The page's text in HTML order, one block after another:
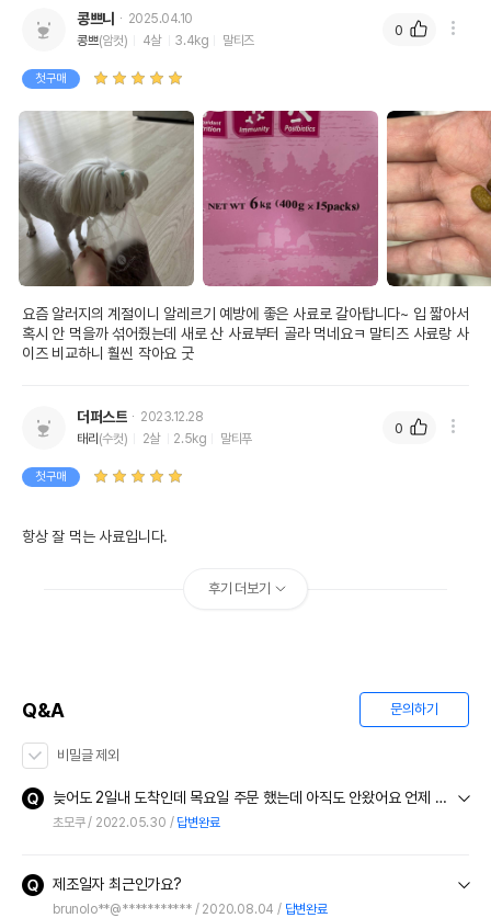
콩쁘니
2025.04.10
콩쁘(암컷) 4살 3.4kg 말티즈
첫구매
요즘 알러지의 계절이니 알레르기 예방에 좋은 사료로 갈아탑니다~ 입 짧아서
혹시 안 먹을까 섞어줬는데 새로 산 사료부터 골라 먹네요ㅋ 말티즈 사료랑 사
이즈 비교하니 훨씬 작아요 굿
0
더퍼스트
2023.12.28
태리 (수컷) 2살 2.5kg 말티푸
첫구매
항상 잘 먹는 사료입니다.
0
후기 더보기
Q&A 문의하기
비밀글 제외
늦어도 2일내 도착인데 목요일 주문 했는데 아직도 안왔어요 언제 오나요?
초모쿠 2022.05.30 답변완료
제조일자 최근인가요?
brunolo**@*********** 2020.08.04 답변완료